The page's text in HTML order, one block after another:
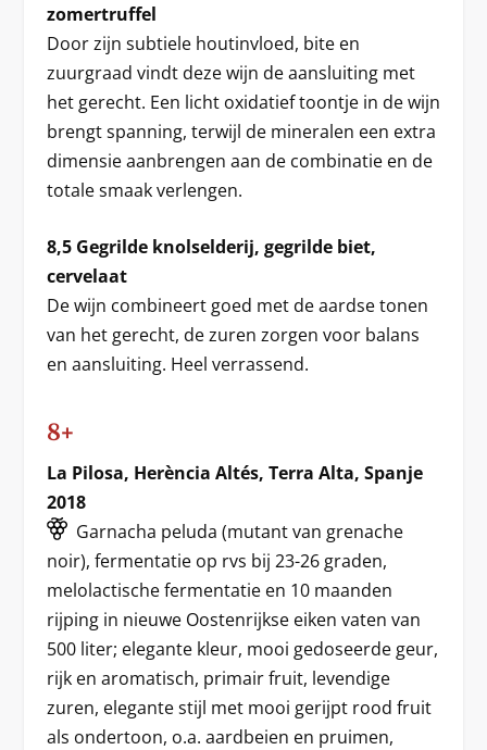
zomertruffel
Door zijn subtiele houtinvloed, bite en
zuurgraad vindt deze wijn de aansluiting met
het gerecht. Een licht oxidatief toontje in de wijn
brengt spanning, terwijl de mineralen een extra
dimensie aanbrengen aan de combinatie en de
totale smaak verlengen.
8,5 Gegrilde knolselderij, gegrilde biet,
cervelaat
De wijn combineert goed met de aardse tonen
van het gerecht, de zuren zorgen voor balans
en aansluiting. Heel verrassend.
8+
La Pilosa, Herència Altés, Terra Alta, Spanje
2018
Garnacha peluda (mutant van grenache
noir), fermentatie op rvs bij 23-26 graden,
melolactische fermentatie en 10 maanden
rijping in nieuwe Oostenrijkse eiken vaten van
500 liter; elegante kleur, mooi gedoseerde geur,
rijk en aromatisch, primair fruit, levendige
zuren, elegante stijl met mooi gerijpt rood fruit
als ondertoon, o.a. aardbeien en pruimen,